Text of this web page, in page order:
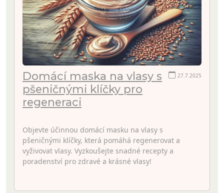
27.7.2025
Domácí maska na vlasy s
pšeničnými klíčky pro
regeneraci
Objevte účinnou domácí masku na vlasy s
pšeničnými klíčky, která pomáhá regenerovat a
vyživovat vlasy. Vyzkoušejte snadné recepty a
poradenství pro zdravé a krásné vlasy!